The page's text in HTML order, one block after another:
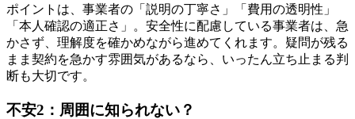
ポイントは、事業者の「説明の丁寧さ」「費用の透明性」
「本人確認の適正さ」。安全性に配慮している事業者は、急
かさず、理解度を確かめながら進めてくれます。疑問が残る
まま契約を急かす雰囲気があるなら、いったん立ち止まる判
断も大切です。
不安2：周囲に知られない？